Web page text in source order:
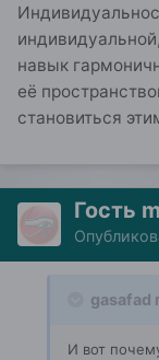
навык
её
становиться
Гость
gasafad
И вот